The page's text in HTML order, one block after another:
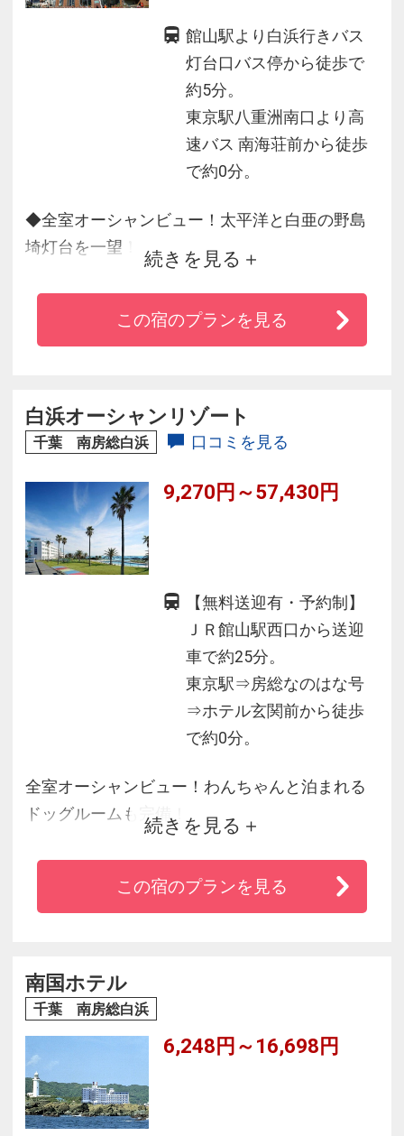
館山駅より白浜行きバス
灯台口バス停から徒歩で
約5分。
東京駅八重洲南口より高
速バス 南海荘前から徒歩
で約0分。
◆全室オーシャンビュー！太平洋と白亜の野島
埼灯台を一望！
◆バイキング人気の７大メニューは、☆さざえ
や帆立の海鮮網焼き ☆揚げたて天ぷら
☆お刺身 ☆お寿司☆鉄板焼きには千葉県産ブラ
にはオリジナルソースが大好評！
◆全館無線LAN(Wi-Fi)対応！
続きを見る
この宿のプランを見る
白浜オーシャンリゾート
千葉 南房総白浜 口コミを見る
9,270円～57,430円
【無料送迎有・予約制】
ＪＲ館山駅西口から送迎
車で約25分。
東京駅⇒房総なのはな号
⇒ホテル玄関前から徒歩
で約0分。
全室オーシャンビュー！わんちゃんと泊まれる
ドッグルームも完備！
海からの日の出、赤く染まる夕焼けが客室と大
浴場からも望めます♪
続きを見る
この宿のプランを見る
南国ホテル
千葉 南房総白浜
6,248円～16,698円